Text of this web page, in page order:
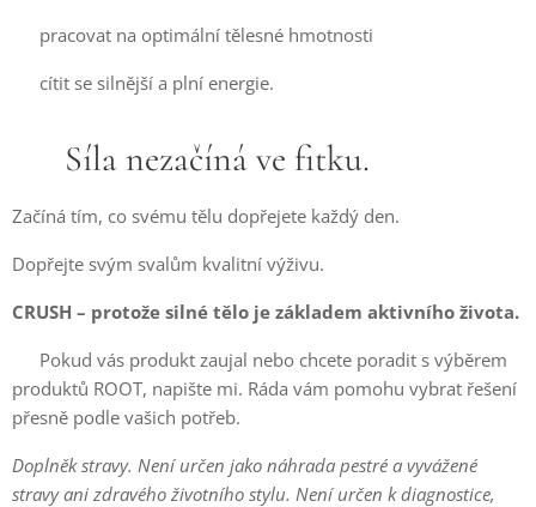
✔ pracovat na optimální tělesné hmotnosti
✔ cítit se silnější a plní energie.
🌱 Síla nezačíná ve fitku.
Začíná tím, co svému tělu dopřejete každý den.
Dopřejte svým svalům kvalitní výživu.
CRUSH – protože silné tělo je základem aktivního života.
📩 Pokud vás produkt zaujal nebo chcete poradit s výběrem
produktů ROOT, napište mi. Ráda vám pomohu vybrat řešení
přesně podle vašich potřeb.
Doplněk stravy. Není určen jako náhrada pestré a vyvážené
stravy ani zdravého životního stylu. Není určen k diagnostice,